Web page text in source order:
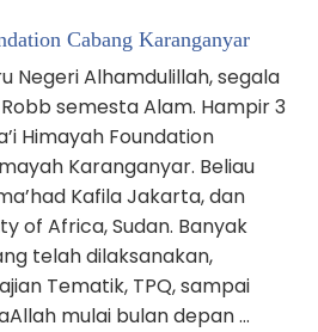
Cabang Karanganyar
Negeri Alhamdulillah, segala
semesta Alam. Hampir 3
Himayah Foundation
Karanganyar. Beliau
Kafila Jakarta, dan
of Africa, Sudan. Banyak
telah dilaksanakan,
Tematik, TPQ, sampai
mulai bulan depan …